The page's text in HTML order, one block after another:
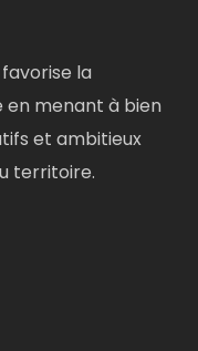
la
en menant à bien
et ambitieux
territoire.